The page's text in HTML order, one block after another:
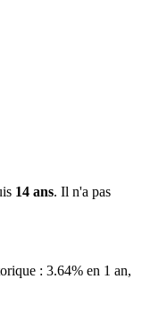
14 ans. Il n'a pas
: 3.64% en 1 an,